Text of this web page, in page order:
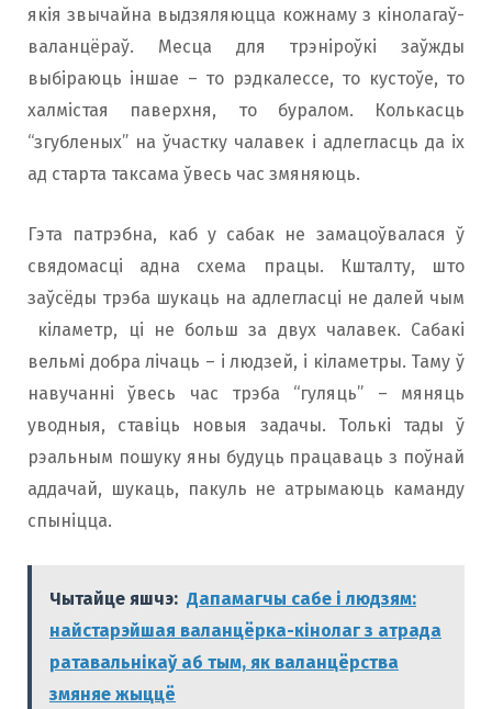
якія звычайна выдзяляюцца кожнаму з кінолагаў-
валанцёраў. Месца для трэніроўкі заўжды
выбіраюць іншае – то рэдкалессе, то кустоўе, то
халмістая паверхня, то буралом. Колькасць
“згубленых” на ўчастку чалавек і адлегласць да іх
ад старта таксама ўвесь час змяняюць.
Гэта патрэбна, каб у сабак не замацоўвалася ў
свядомасці адна схема працы. Кшталту, што
заўсёды трэба шукаць на адлегласці не далей чым
кіламетр, ці не больш за двух чалавек. Сабакі
вельмі добра лічаць – і людзей, і кіламетры. Таму ў
навучанні ўвесь час трэба “гуляць” – мяняць
уводныя, ставіць новыя задачы. Толькі тады ў
рэальным пошуку яны будуць працаваць з поўнай
аддачай, шукаць, пакуль не атрымаюць каманду
спыніцца.
Чытайце яшчэ: Дапамагчы сабе і людзям:
найстарэйшая валанцёрка-кінолаг з атрада
ратавальнікаў аб тым, як валанцёрства
змяняе жыццё